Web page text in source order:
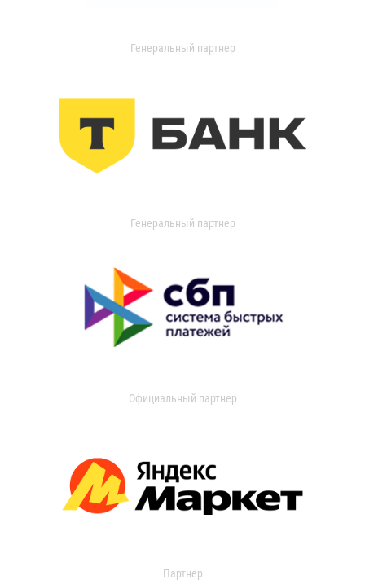
Генеральный партнер
Генеральный партнер
Официальный партнер
Партнер